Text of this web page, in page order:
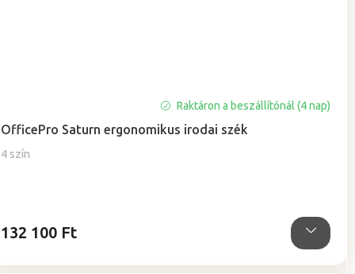
OfficePro Saturn ergonomikus irodai szék
4 szín
Raktáron a beszállítónál (4 nap)
132 100 Ft